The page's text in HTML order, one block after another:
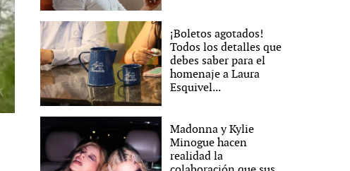
¡Boletos agotados!
Todos los detalles que
debes saber para el
homenaje a Laura
Esquivel...
Madonna y Kylie
Minogue hacen
realidad la